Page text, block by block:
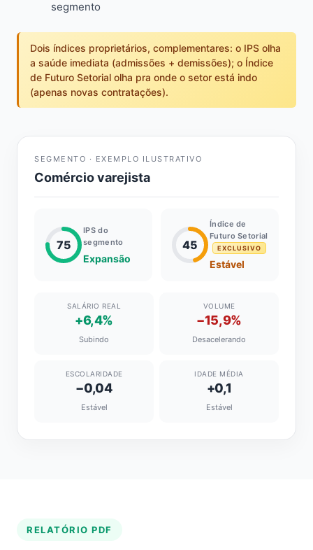
segmento
Dois índices proprietários, complementares: o IPS olha
a saúde imediata (admissões + demissões); o Índice
de Futuro Setorial olha pra onde o setor está indo
(apenas novas contratações).
SEGMENTO · EXEMPLO ILUSTRATIVO
Comércio varejista
75
IPS do
segmento
Expansão
45
Índice de
Futuro Setorial
EXCLUSIVO
Estável
SALÁRIO REAL
+6,4%
Subindo
VOLUME
−15,9%
Desacelerando
ESCOLARIDADE
−0,04
Estável
IDADE MÉDIA
+0,1
Estável
RELATÓRIO PDF